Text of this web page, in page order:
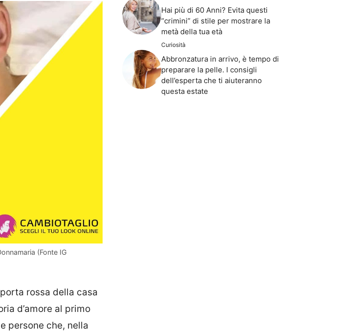
(Fonte IG
rossa della casa
d’amore al primo
persone che, nella
Hai più di 60 Anni? Evita questi
“crimini” di stile per mostrare la
metà della tua età
Curiosità
Abbronzatura in arrivo, è tempo di
preparare la pelle. I consigli
dell’esperta che ti aiuteranno
questa estate